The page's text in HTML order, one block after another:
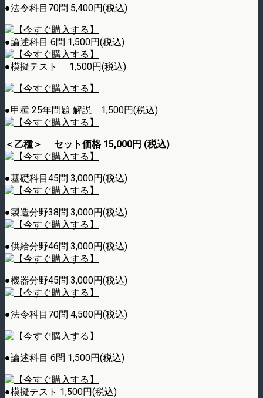
●法令科目70問 5,400円(税込)
●論述科目 6問 1,500円(税込)
●模擬テスト 1,500円(税込)
●甲種 25年問題 解説 1,500円(税込)
＜乙種＞ セット価格 15,000円 (税込)
●基礎科目45問 3,000円(税込)
●製造分野38問 3,000円(税込)
●供給分野46問 3,000円(税込)
●機器分野45問 3,000円(税込)
●法令科目70問 4,500円(税込)
●論述科目 6問 1,500円(税込)
●模擬テスト 1,500円(税込)